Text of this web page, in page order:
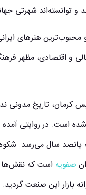
و توانسته‌اند شهرتی
محبوب‌ترین هنرهای
و اقتصادی، مظهر
کرمان، تاریخ مدونی
است. در روایتی
پانصد سال می‌رسد. شکوه
صفویه است که
بازار این صنعت